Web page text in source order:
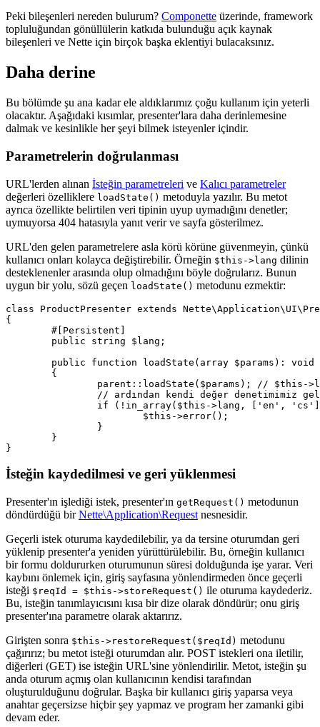
Peki bileşenleri nereden bulurum? Componette üzerinde, framework
topluluğundan gönüllülerin katkıda bulunduğu açık kaynak
bileşenleri ve Nette için birçok başka eklentiyi bulacaksınız.
Daha derine
Bu bölümde şu ana kadar ele aldıklarımız çoğu kullanım için yeterli
olacaktır. Aşağıdaki kısımlar, presenter'lara daha derinlemesine
dalmak ve kesinlikle her şeyi bilmek isteyenler içindir.
Parametrelerin doğrulanması
URL'lerden alınan İsteğin parametreleri ve Kalıcı parametreler
değerleri özelliklere loadState() metoduyla yazılır. Bu metot
ayrıca özellikte belirtilen veri tipinin uyup uymadığını denetler;
uymuyorsa 404 hatasıyla yanıt verir ve sayfa gösterilmez.
URL'den gelen parametrelere asla körü körüne güvenmeyin, çünkü
kullanıcı onları kolayca değiştirebilir. Örneğin $this->lang dilinin
desteklenenler arasında olup olmadığını böyle doğrularız. Bunun
uygun bir yolu, sözü geçen loadState() metodunu ezmektir:
class ProductPresenter extends
{
İsteğin kaydedilmesi ve geri yüklenmesi
Presenter'ın işlediği istek, presenter'ın getRequest() metodunun
döndürdüğü birNette\Application\Request nesnesidir.
Geçerli istek oturuma kaydedilebilir, ya da tersine oturumdan geri
yüklenip presenter'a yeniden yürüttürülebilir. Bu, örneğin kullanıcı
bir formu doldururken oturumunun süresi dolduğunda işe yarar. Veri
kaybını önlemek için, giriş sayfasına yönlendirmeden önce geçerli
isteği $reqId = $this->storeRequest() ile oturuma kaydederiz.
Bu, isteğin tanımlayıcısını kısa bir dize olarak döndürür; onu giriş
presenter'ına parametre olarak aktarırız.
Girişten sonra $this->restoreRequest($reqId) metodunu
çağırırız; bu metot isteği oturumdan alır. POST istekleri ona iletilir,
diğerleri (GET) ise isteğin URL'sine yönlendirilir. Metot, isteğin şu
anda oturum açmış olan kullanıcının kendisi tarafından
oluşturulduğunu doğrular. Başka bir kullanıcı giriş yaparsa veya
anahtar geçersizse hiçbir şey yapmaz ve program her zamanki gibi
devam eder.